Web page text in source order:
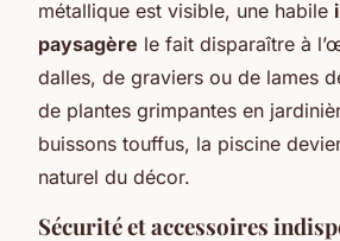
métallique est visible, une habile
paysagère le fait disparaître à
dalles, de graviers ou de lames
de plantes grimpantes en
buissons touffus, la piscine
naturel du décor.
Sécurité et accessoires